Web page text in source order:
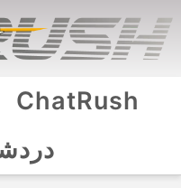
ChatRush